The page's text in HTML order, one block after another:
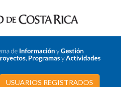
USUARIOS REGISTRADOS